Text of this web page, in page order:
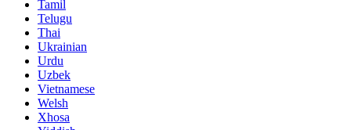
Tamil
Telugu
Thai
Ukrainian
Urdu
Uzbek
Vietnamese
Welsh
Xhosa